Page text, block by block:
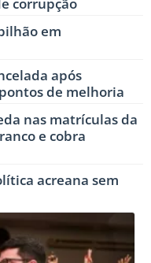
corrupção
em
após
de melhoria
nas matrículas da
e cobra
acreana sem